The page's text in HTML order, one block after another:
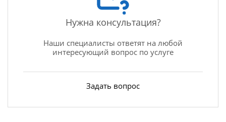
Нужна консультация?
Наши специалисты ответят на любой
интересующий вопрос по услуге
Задать вопрос